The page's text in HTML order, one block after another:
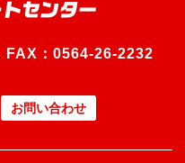
FAX：0564-26-2232
お問い合わせ